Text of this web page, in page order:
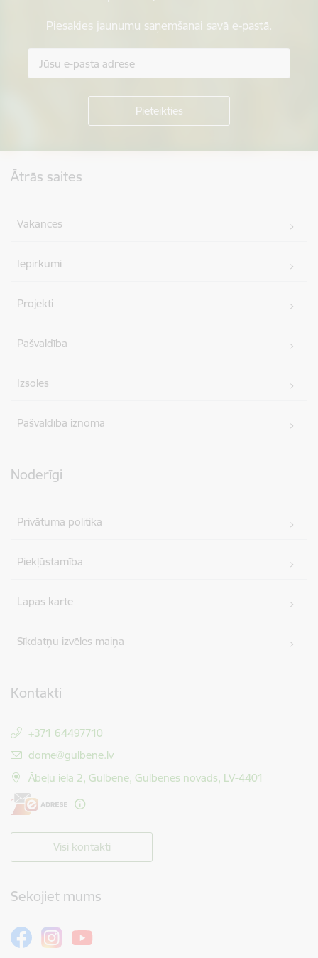
Piesakies jaunumu saņemšanai savā e-pastā.
Ātrās saites
Vakances
Iepirkumi
Projekti
Pašvaldība
Izsoles
Pašvaldība iznomā
Noderīgi
Privātuma politika
Piekļūstamība
Lapas karte
Sīkdatņu izvēles maiņa
Kontakti
+371 64497710
E-pasts:
dome@gulbene.lv
Ābeļu iela 2, Gulbene, Gulbenes novads, LV-4401
Visi kontakti
Sekojiet mums